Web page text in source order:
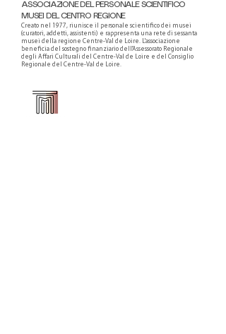
ASSOCIAZIONE DEL PERSONALE SCIENTIFICO
MUSEI DEL CENTRO REGIONE
Creato nel 1977, riunisce il personale scientifico dei musei
(curatori, addetti, assistenti) e rappresenta una rete di sessanta
musei della regione Centre-Val de Loire. L'associazione
beneficia del sostegno finanziario dell'Assessorato Regionale
degli Affari Culturali del Centre-Val de Loire e del Consiglio
Regionale del Centre-Val de Loire.